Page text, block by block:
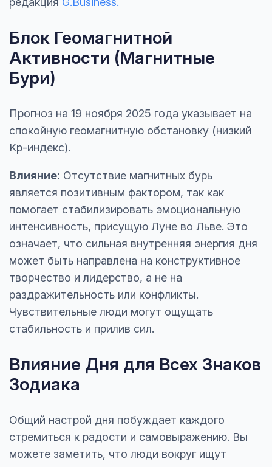
Блок Геомагнитной
Активности (Магнитные
Бури)
Прогноз на 19 ноября 2025 года указывает на
спокойную геомагнитную обстановку (низкий
Kp-индекс).
Влияние: Отсутствие магнитных бурь
является позитивным фактором, так как
помогает стабилизировать эмоциональную
интенсивность, присущую Луне во Льве. Это
означает, что сильная внутренняя энергия дня
может быть направлена на конструктивное
творчество и лидерство, а не на
раздражительность или конфликты.
Чувствительные люди могут ощущать
стабильность и прилив сил.
Влияние Дня для Всех Знаков
Зодиака
Общий настрой дня побуждает каждого
стремиться к радости и самовыражению. Вы
можете заметить, что люди вокруг ищут